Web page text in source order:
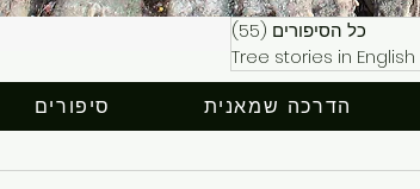
כל הסיפורים (55)
Tree stories in English
סיפורים הדרכה שמאנית